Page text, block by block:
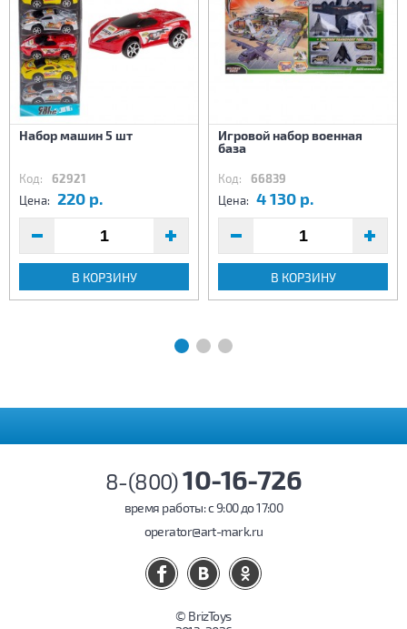
Набор машин 5 шт
Код: 62921
Цена: 220 р.
В КОРЗИНУ
Игровой набор военная
база
Код: 66839
Цена: 4 130 р.
В КОРЗИНУ
8-(800)10-16-726
время работы: c 9:00 до 17:00
operator@art-mark.ru
© BrizToys